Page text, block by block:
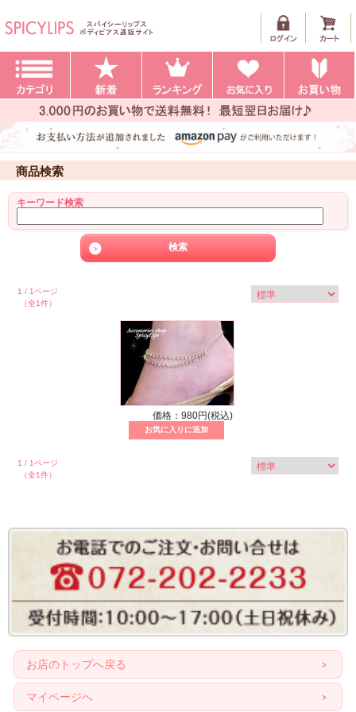
商品検索
キーワード検索
1 / 1ページ
（全1件）
価格：980円(税込)
1 / 1ページ
（全1件）
お店のトップへ戻る
マイページへ